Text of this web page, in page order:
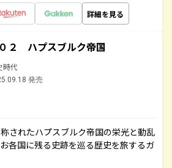
詳細を見る
２ ハプスブルク帝国
時代
発売
称されたハプスブルク帝国の栄光と動乱
各国に残る史跡を巡る歴史を旅するガ